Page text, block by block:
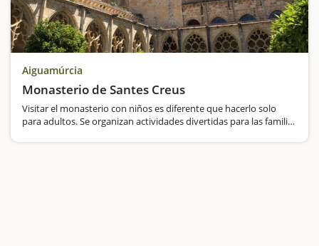
Aiguamúrcia
Monasterio de Santes Creus
Visitar el monasterio con niños es diferente que hacerlo solo
para adultos. Se organizan actividades divertidas para las familias